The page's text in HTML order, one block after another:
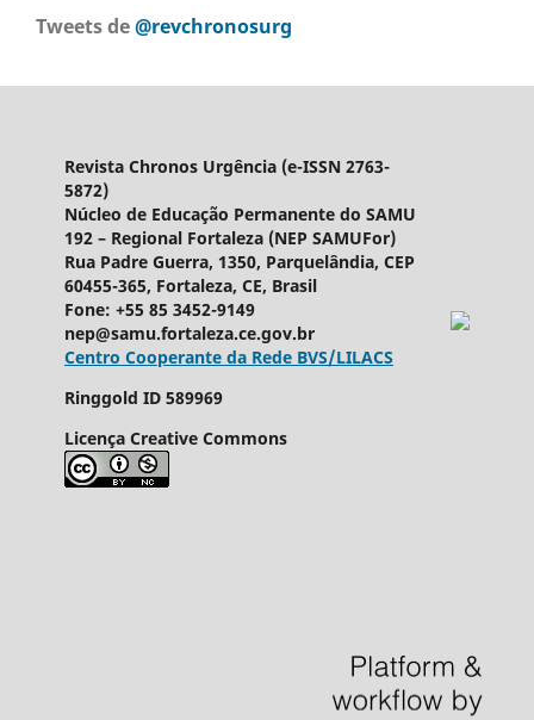
Tweets de@revchronosurg
Revista Chronos Urgência (e-ISSN 2763-
5872)
Núcleo de Educação Permanente do SAMU
192 – Regional Fortaleza (NEP SAMUFor)
Rua Padre Guerra, 1350, Parquelândia, CEP
60455-365, Fortaleza, CE, Brasil
Fone: +55 85 3452-9149
nep@samu.fortaleza.ce.gov.br
Centro Cooperante da Rede BVS/LILACS
Ringgold ID 589969
Licença Creative Commons